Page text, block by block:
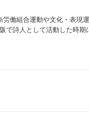
組合運動や文化・表
詩人として活動した時期